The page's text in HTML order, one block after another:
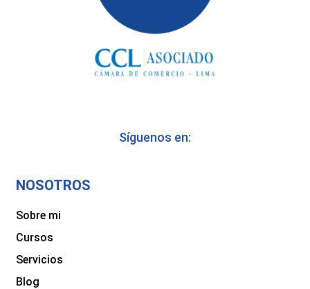
Síguenos en:
NOSOTROS
Sobre mi
Cursos
Servicios
Blog